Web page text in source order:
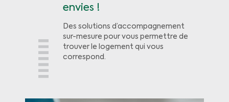
envies !
Des solutions d’accompagnement
sur-mesure pour vous permettre de
trouver le logement qui vous
correspond.